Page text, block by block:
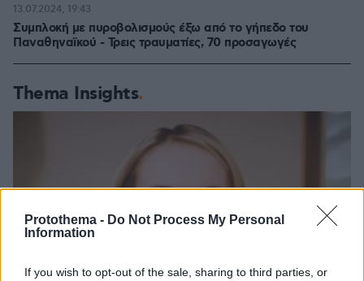
Protothema - Do Not Process My Personal
Information
If you wish to opt-out of the sale, sharing to third parties, or
Συμπλοκή με πυροβολισμούς έξω από το γήπεδο του
Παναθηναϊκού - Τρεις τραυματίες, 70 προσαγωγές
13.07.2024, 19:43
Thema Insights